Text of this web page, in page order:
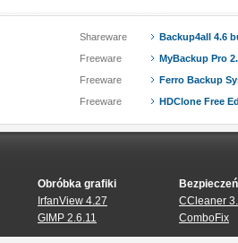
Shareware
Freeware
Freeware
Freeware
Backup4all 4.6
MyBackup Pro
Ferro Backup
HDClone Free
Obróbka grafiki
IrfanView 4.27
GIMP 2.6.11
CCleaner
ComboFix